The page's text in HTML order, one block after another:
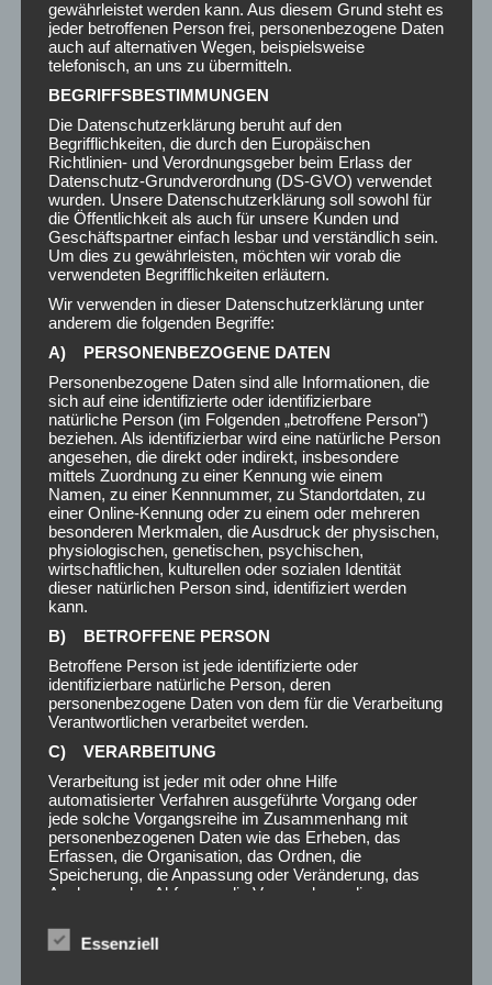
Umzugsunternehmen Wien
Möbeltransport Wien
19. März 2026
Kein Titel
17. Februar 2026
UNVERBINDLICHES ANGEBOT
Dein Name (Pflichtfeld)
Deine E-Mail-Adresse (Pflichtfeld)
Betreff
Deine Nachricht
gewährleistet werden kann. Aus diesem Grund steht es
jeder betroffenen Person frei, personenbezogene Daten
auch auf alternativen Wegen, beispielsweise
telefonisch, an uns zu übermitteln.
BEGRIFFSBESTIMMUNGEN
Die Datenschutzerklärung beruht auf den
Begrifflichkeiten, die durch den Europäischen
Richtlinien- und Verordnungsgeber beim Erlass der
Datenschutz-Grundverordnung (DS-GVO) verwendet
wurden. Unsere Datenschutzerklärung soll sowohl für
die Öffentlichkeit als auch für unsere Kunden und
Geschäftspartner einfach lesbar und verständlich sein.
Um dies zu gewährleisten, möchten wir vorab die
verwendeten Begrifflichkeiten erläutern.
Wir verwenden in dieser Datenschutzerklärung unter
anderem die folgenden Begriffe:
A) PERSONENBEZOGENE DATEN
Personenbezogene Daten sind alle Informationen, die
sich auf eine identifizierte oder identifizierbare
natürliche Person (im Folgenden „betroffene Person")
beziehen. Als identifizierbar wird eine natürliche Person
angesehen, die direkt oder indirekt, insbesondere
mittels Zuordnung zu einer Kennung wie einem
Namen, zu einer Kennnummer, zu Standortdaten, zu
einer Online-Kennung oder zu einem oder mehreren
besonderen Merkmalen, die Ausdruck der physischen,
physiologischen, genetischen, psychischen,
wirtschaftlichen, kulturellen oder sozialen Identität
dieser natürlichen Person sind, identifiziert werden
kann.
B) BETROFFENE PERSON
Betroffene Person ist jede identifizierte oder
identifizierbare natürliche Person, deren
personenbezogene Daten von dem für die Verarbeitung
Verantwortlichen verarbeitet werden.
C) VERARBEITUNG
Verarbeitung ist jeder mit oder ohne Hilfe
automatisierter Verfahren ausgeführte Vorgang oder
jede solche Vorgangsreihe im Zusammenhang mit
personenbezogenen Daten wie das Erheben, das
Erfassen, die Organisation, das Ordnen, die
Speicherung, die Anpassung oder Veränderung, das
Auslesen, das Abfragen, die Verwendung, die
andere Form der Bereitstellung, den Abgleich oder die
Verknüpfung, die Einschränkung, das Löschen oder die
Essenziell